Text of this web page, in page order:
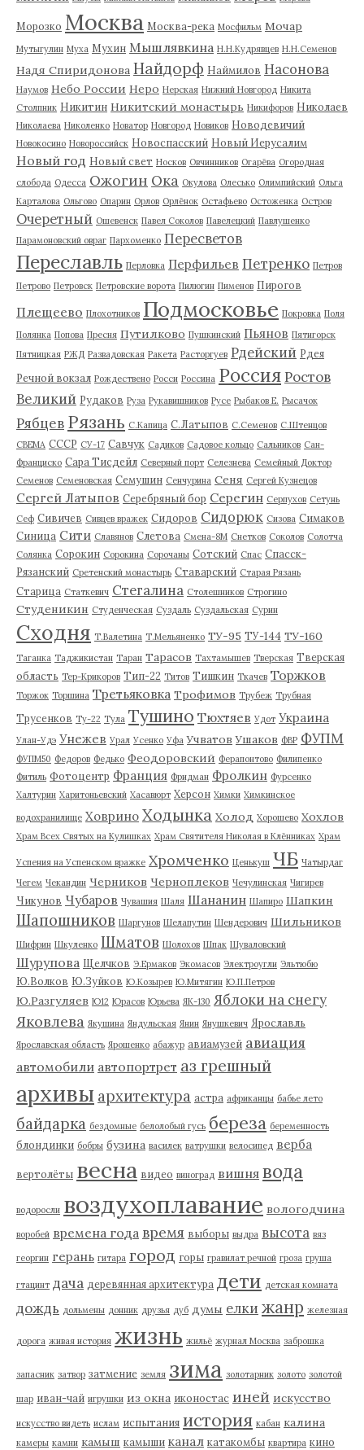
Морозко Москва Москва-река Мосфильм Мочар
Мутыгулин Муха Мухин Мышлявкина Н.Н.Кудрявцев Н.Н.Семенов
Надя Спиридонова Найдорф Наймилов Насонова
Наумов Небо России Неро Нерская Нижний Новгород Никита
Столпник Никитин Никитский монастырь Никифоров Николаев
Николаева Николенко Новатор Новгород Новиков Новодевичий
Новокосино Новороссийск Новоспасский Новый Иерусалим
Новый год Новый свет Носков Овчинников Огарёва Огородная
слобода Одесса Ожогин Ока Окулова Олесько Олимпийский Ольга
Карталова Ольгово Опарин Орлов Орлёнок Остафьево Остоженка Остров
Очеретный Ошевенск Павел Соколов Павелецкий Павлушенко
Парамоновский овраг Пархоменко Пересветов
Переславль Перловка Перфильев Петренко Петров
Петрово Петровск Петровские ворота Пилюгин Пименов Пирогов
Плещеево Плохотников Подмосковье Покровка Поля
Полянка Попова Пресня Путилково Пушкинский Пьянов Пятигорск
Пятницкая РЖД Развадовская Ракета Расторгуев Рдейский Рдея
Речной вокзал Рождествено Росси Россина Россия Ростов
Великий Рудаков Руза Рукавишников Русе Рыбаков Е. Рысачок
Рябцев Рязань С.Капица С.Латыпов С.Семенов С.Штенцов
СВЕМА СССР СУ-17 Савчук Садиков Садовое кольцо Сальников Сан-
Франциско Сара Тисдейл Северный порт Селезнева Семейный Доктор
Семенов Семеновская Семушин Сенчурина Сеня Сергей Кузнецов
Сергей Латыпов Серебряный бор Серегин Серпухов Сетунь
Сеф Сивичев Сивцев вражек Сидоров Сидорюк Сизова Симаков
Синица Сити Славянов Слетова Смена-8М Снетков Соколов Солотча
Солянка Сорокин Сорокина Сорочаны Сотский Спас Спасск-
Рязанский Сретенский монастырь Ставарский Старая Рязань
Старица Статкевич Стегалина Столешников Строгино
Студеникин Студенческая Суздаль Суздальская Сурин
Сходня Т.Валетина Т.Мельяненко ТУ-95 ТУ-144 ТУ-160
Таганка Таджикистан Таран Тарасов Тахтамышев Тверская Тверская
область Тер-Крикоров Тип-22 Титов Тишкин Ткачев Торжков
Торжок Торшина Третьяковка Трофимов Трубеж Трубная
Трусенков Ту-22 Тула Тушино Тюхтяев Удот Украина
Улан-Удэ Унежев Урал Усенко Уфа Учватов Ушаков ФВР ФУПМ
ФУПМ50 Федоров Федько Феодоровский Ферапонтово Филипенко
Фитиль Фотоцентр Франция Фридман Фролкин Фурсенко
Халтурин Харитоньевский Хасавюрт Херсон Химки Химкинское
водохранилище Ховрино Ходынка Холод Хорошево Хохлов
Храм Всех Святых на Кулишках Храм Святителя Николая в Клённиках Храм
Успения на Успенском вражке Хромченко Ценькуш ЧБ Чатырдаг
Чегем Чекандин Черников Черноплеков Чечулинская Чигирев
Чикунов Чубаров Чувашия Шаля Шананин Шапиро Шапкин
Шапошников Шаргунов Шелапутин Шендерович Шильников
Шифрин Шкуленко Шматов Шолохов Шпак Шуваловский
Шурупова Щелчков Э.Ермаков Экомасов Электроугли Эльтюбю
Ю.Волков Ю.Зуйков Ю.Козырев Ю.Митягин Ю.П.Петров
Ю.Разгуляев Ю12 Юрасов Юрьева ЯК-130 Яблоки на снегу
Яковлева Якушина Яндульская Янин Янушкевич Ярославль
Ярославская область Ярошенко абажур авиамузей авиация
автомобили автопортрет аз грешный
архивы архитектура астра африканцы бабье лето
байдарка бездомные белолобый гусь береза беременность
блондинки бобры бузина василек ватрушки велосипед верба
вертолёты весна видео виноград вишня вода
водоросли воздухоплавание вологодчина
воробей времена года время выборы выдра высота вяз
георгин герань гитара город горы гравилат речной гроза груша
гтацинт дача деревянная архитектура дети детская комната
дождь дольмены донник друзья дуб думы елки жанр железная
дорога живая история жизнь жильё журнал Москва заброшка
запасник затвор затмение земля зима золотарник золото золотой
шар иван-чай игрушки из окна иконостас иней искусство
искусство видеть ислам испытания история кабан калина
камеры камни камыш камыши канал катакомбы квартира кино